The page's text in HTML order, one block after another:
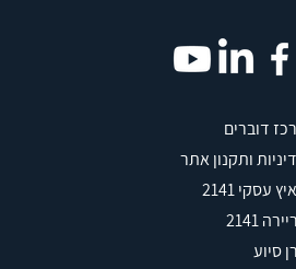
דוברים
ותקנון אתר
עסקי 2141
2141
סיוע